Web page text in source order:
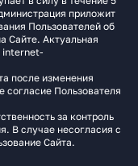
приложит
Пользователей об
Сайте. Актуальная
internet-
после изменения
согласие Пользователя
за контроль
В случае несогласия с
Сайта.